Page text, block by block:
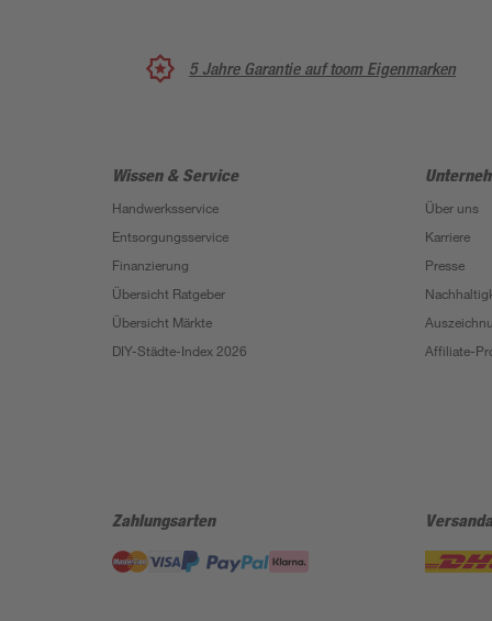
5 Jahre Garantie auf toom Eigenmarken
Wissen & Service
Handwerksservice
Entsorgungsservice
Finanzierung
Übersicht Ratgeber
Übersicht Märkte
DIY-Städte-Index 2026
Über uns
Karriere
Presse
Affiliate-
Zahlungsarten